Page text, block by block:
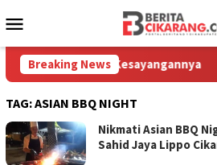
ke
Mobile
Breaking News
Melihat Motor Kesayangannya
TAG:ASIAN BBQ NIGHT
Nikmati Asian BBQ
Sahid Jaya Lippo